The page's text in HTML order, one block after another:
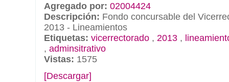
Agregado por: 02004424
Descripción: Fondo concursable del
2013 - Lineamientos
Etiquetas: vicerrectorado , 2013 ,
, adminsitrativo
Vistas: 1575
[Descargar]